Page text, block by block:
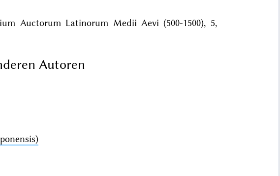
Auctorum Latinorum Medii Aevi (500-1500), 5,
Autoren